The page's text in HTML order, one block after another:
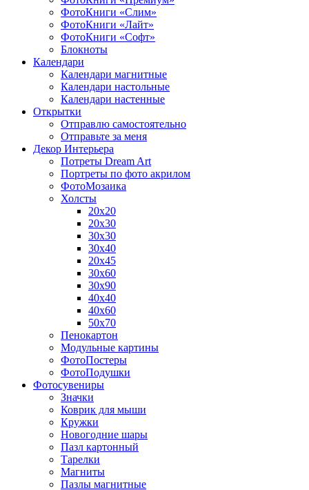
ФотоКниги «Слим»
ФотоКниги «Лайт»
ФотоКниги «Софт»
Блокноты
Календари
Календари магнитные
Календари настольные
Календари настенные
Открытки
Отправлю самостоятельно
Отправьте за меня
Декор Интерьера
Потреты Dream Art
Портреты по фото акрилом
ФотоМозаика
Холсты
20х20
20х30
30х30
30х40
20х45
30х60
30х90
40х40
40х60
50х70
Пенокартон
Модульные картины
ФотоПостеры
ФотоПодушки
Фотоcувениры
Значки
Коврик для мыши
Кружки
Новогодние шары
Пазл картонный
Тарелки
Магниты
Пазлы магнитные